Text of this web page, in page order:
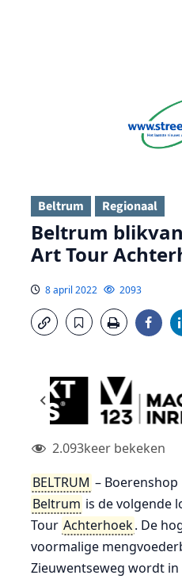
Beltrum Regionaal
Beltrum
Art Tour
8 april 2022 2093
2.093keer bekeken
BELTRUM –
Beltrum is de volgende
Tour Achterhoek. De
voormalige
Zieuwentseweg wordt in